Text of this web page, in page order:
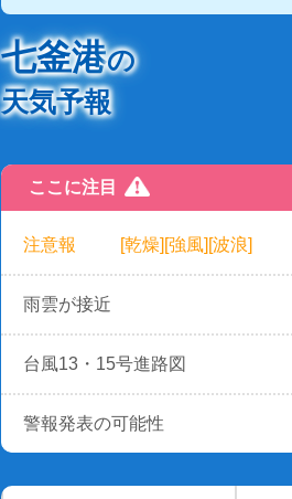
七釜港の
天気予報
ここに注目
注意報 [乾燥][強風][波浪]
雨雲が接近
台風13・15号進路図
警報発表の可能性